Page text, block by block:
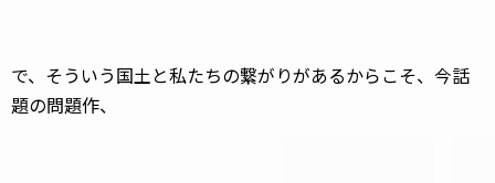
で、そういう国土と私たちの繋がりがあるからこそ、今話
題の問題作、